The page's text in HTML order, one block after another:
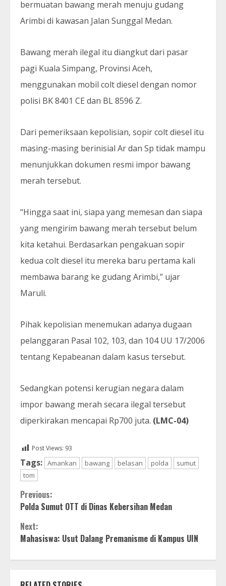
bermuatan bawang merah menuju gudang
Arimbi di kawasan Jalan Sunggal Medan.
Bawang merah ilegal itu diangkut dari pasar
pagi Kuala Simpang, Provinsi Aceh,
menggunakan mobil colt diesel dengan nomor
polisi BK 8401 CE dan BL 8596 Z.
Dari pemeriksaan kepolisian, sopir colt diesel itu
masing-masing berinisial Ar dan Sp tidak mampu
menunjukkan dokumen resmi impor bawang
merah tersebut.
“Hingga saat ini, siapa yang memesan dan siapa
yang mengirim bawang merah tersebut belum
kita ketahui. Berdasarkan pengakuan sopir
kedua colt diesel itu mereka baru pertama kali
membawa barang ke gudang Arimbi,” ujar
Maruli.
Pihak kepolisian menemukan adanya dugaan
pelanggaran Pasal 102, 103, dan 104 UU 17/2006
tentang Kepabeanan dalam kasus tersebut.
Sedangkan potensi kerugian negara dalam
impor bawang merah secara ilegal tersebut
diperkirakan mencapai Rp700 juta. (LMC-04)
Post Views: 93
Tags: Amankan bawang belasan polda
sumut
tom
Continue
Reading
Previous:
Polda Sumut OTT di Dinas Kebersihan Medan
Next:
Mahasiswa: Usut Dalang Premanisme di Kampus UIN